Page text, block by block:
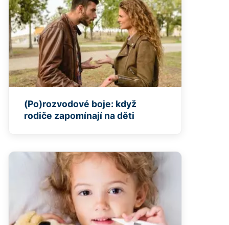
(Po)rozvodové boje: když
rodiče zapomínají na děti